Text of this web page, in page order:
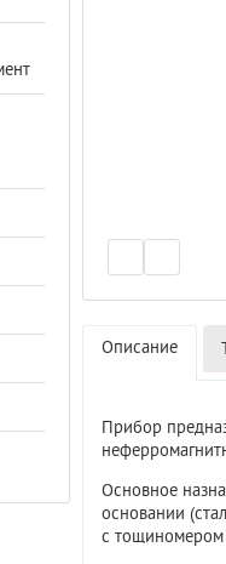
Описание
Прибор
Основное
основании
с